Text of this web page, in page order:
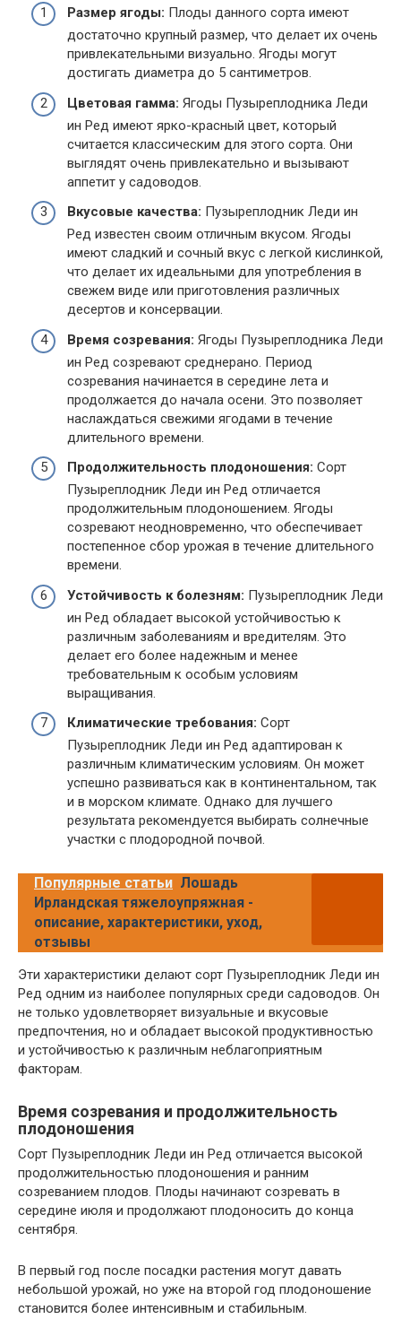
Размер ягоды: Плоды данного сорта имеют
достаточно крупный размер, что делает их очень
привлекательными визуально. Ягоды могут
достигать диаметра до 5 сантиметров.
Цветовая гамма: Ягоды Пузыреплодника Леди
ин Ред имеют ярко-красный цвет, который
считается классическим для этого сорта. Они
выглядят очень привлекательно и вызывают
аппетит у садоводов.
Вкусовые качества: Пузыреплодник Леди ин
Ред известен своим отличным вкусом. Ягоды
имеют сладкий и сочный вкус с легкой кислинкой,
что делает их идеальными для употребления в
свежем виде или приготовления различных
десертов и консервации.
Время созревания: Ягоды Пузыреплодника Леди
ин Ред созревают среднерано. Период
созревания начинается в середине лета и
продолжается до начала осени. Это позволяет
наслаждаться свежими ягодами в течение
длительного времени.
Продолжительность плодоношения: Сорт
Пузыреплодник Леди ин Ред отличается
продолжительным плодоношением. Ягоды
созревают неодновременно, что обеспечивает
постепенное сбор урожая в течение длительного
времени.
Устойчивость к болезням: Пузыреплодник Леди
ин Ред обладает высокой устойчивостью к
различным заболеваниям и вредителям. Это
делает его более надежным и менее
требовательным к особым условиям
выращивания.
Климатические требования: Сорт
Пузыреплодник Леди ин Ред адаптирован к
различным климатическим условиям. Он может
успешно развиваться как в континентальном, так
и в морском климате. Однако для лучшего
результата рекомендуется выбирать солнечные
участки с плодородной почвой.
Популярные статьи Лошадь
Ирландская тяжелоупряжная -
описание, характеристики, уход,
отзывы
Эти характеристики делают сорт Пузыреплодник Леди ин
Ред одним из наиболее популярных среди садоводов. Он
не только удовлетворяет визуальные и вкусовые
предпочтения, но и обладает высокой продуктивностью
и устойчивостью к различным неблагоприятным
факторам.
Время созревания и продолжительность
плодоношения
Сорт Пузыреплодник Леди ин Ред отличается высокой
продолжительностью плодоношения и ранним
созреванием плодов. Плоды начинают созревать в
середине июля и продолжают плодоносить до конца
сентября.
В первый год после посадки растения могут давать
небольшой урожай, но уже на второй год плодоношение
становится более интенсивным и стабильным.